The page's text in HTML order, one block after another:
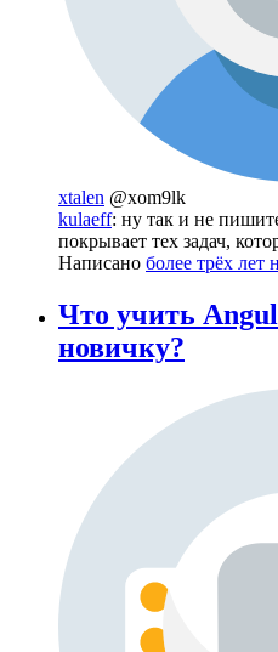
xtalen @xom9lk
kulaeff: ну так и не
покрывает тех задач,
Написано более трёх лет
Что учить
новичку?